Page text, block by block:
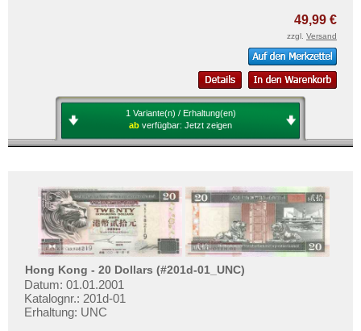
49,99 €
zzgl. Versand
1 Variante(n) / Erhaltung(en)
ab verfügbar: Jetzt zeigen
Hong Kong - 20 Dollars (#201d-01_UNC)
Datum: 01.01.2001
Katalognr.: 201d-01
Erhaltung: UNC